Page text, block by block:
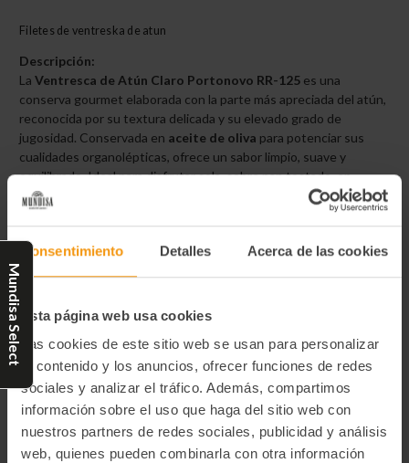
Consentimiento Detalles Acerca de las cookies
Esta página web usa cookies
Las cookies de este sitio web se usan para personalizar
el contenido y los anuncios, ofrecer funciones de redes
sociales y analizar el tráfico. Además, compartimos
información sobre el uso que haga del sitio web con
nuestros partners de redes sociales, publicidad y análisis
web, quienes pueden combinarla con otra información
Filetes de ventreska de atun
Descripción:
La Ventresca de Atún Claro Portonovo RR-125 es una
conserva gourmet elaborada con la parte más apreciada del atún,
reconocida por su textura delicada y su elevado grado de
jugosidad. Conservada en aceite de oliva para potenciar sus
cualidades organolépticas, ofrece un sabor limpio, suave y
equilibrado. Ideal para disfrutar sola, sobre pan tostado, en
ensaladas o como ingrediente principal de tapas y recetas de
inspiración mediterránea.
Características destacadas
Elaborada con ventresca de atún claro seleccionada.
Conservada en aceite de oliva.
Textura tierna y melosa.
Sabor suave y auténtico.
Sin gluten.
Lista para consumir.
Mundisa Select